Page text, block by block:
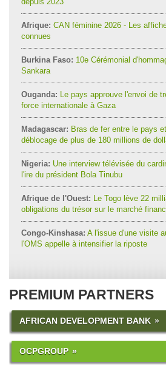
Afrique: CAN féminine 2026 - Les
connues
Burkina Faso: 10e Cérémonial
Sankara
Ouganda: Le pays approuve l'envoi de
force internationale à Gaza
Madagascar: Bras de fer entre le pays
déblocage de plus de 180 millions de
Nigeria: Une interview télévisée du
l'ire du président Bola Tinubu
Afrique de l'Ouest: Le Togo lève 22
obligations du trésor sur le marché
Congo-Kinshasa: A l'issue d'une visite
l'OMS appelle à intensifier la riposte
PREMIUM PARTNERS
AFRICAN DEVELOPMENT BANK
OCPGROUP